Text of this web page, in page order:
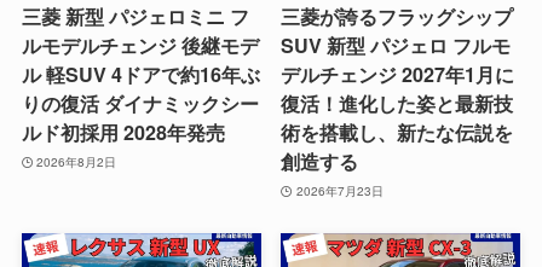
三菱 新型 パジェロミニ フ
ルモデルチェンジ 後継モデ
ル 軽SUV 4ドアで約16年ぶ
りの復活 ダイナミックシー
ルド初採用 2028年発売
2026年8月2日
三菱が誇るフラッグシップ
SUV 新型 パジェロ フルモ
デルチェンジ 2027年1月に
復活！進化した姿と最新技
術を搭載し、新たな伝説を
創造する
2026年7月23日